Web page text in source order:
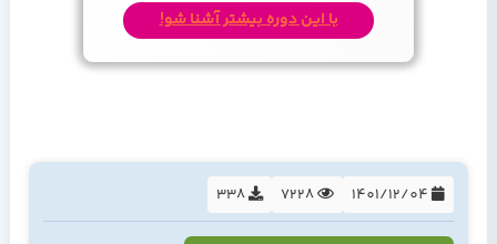
با این دوره بیشتر آشنا شو!
7228
338